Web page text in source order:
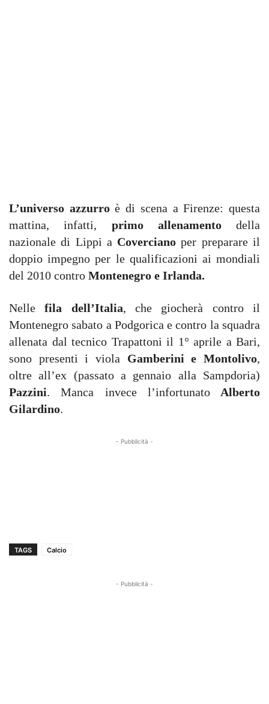
L’universo azzurroè di scena a Firenze: questa
mattina, infatti, primo allenamento della
nazionale di Lippi a Covercianoper preparare il
doppio impegno per le qualificazioni ai mondiali
del 2010 contro Montenegro e Irlanda.
Nelle fila dell’Italia, che giocherà contro il
Montenegro sabato a Podgorica e contro la squadra
allenata dal tecnico Trapattoni il 1° aprile a Bari,
sono presenti i viola Gamberini e Montolivo,
oltre all’ex (passato a gennaio alla Sampdoria)
Pazzini. Manca invece l’infortunatoAlberto
Gilardino.
- Pubblicità -
TAGS Calcio
- Pubblicità -